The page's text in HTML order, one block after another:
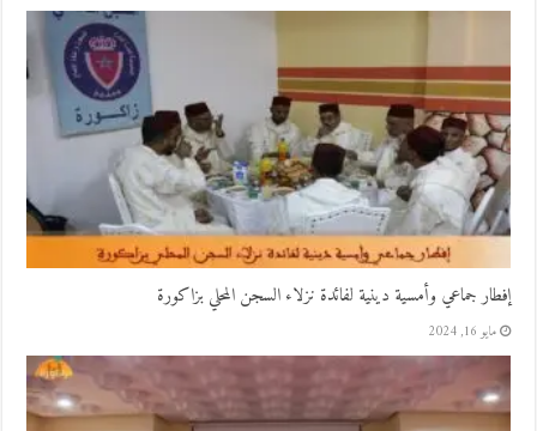
إفطار جماعي وأمسية دينية لفائدة نزلاء السجن المحلي بزاكورة
مايو 16, 2024